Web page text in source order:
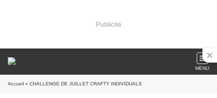
Publicité
MENU
Accueil » CHALLENGE DE JUILLET CRAFTY INDIVIDUALS